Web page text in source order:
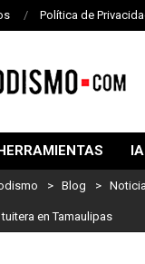
Política de
> Blog >
en Tamaulipas